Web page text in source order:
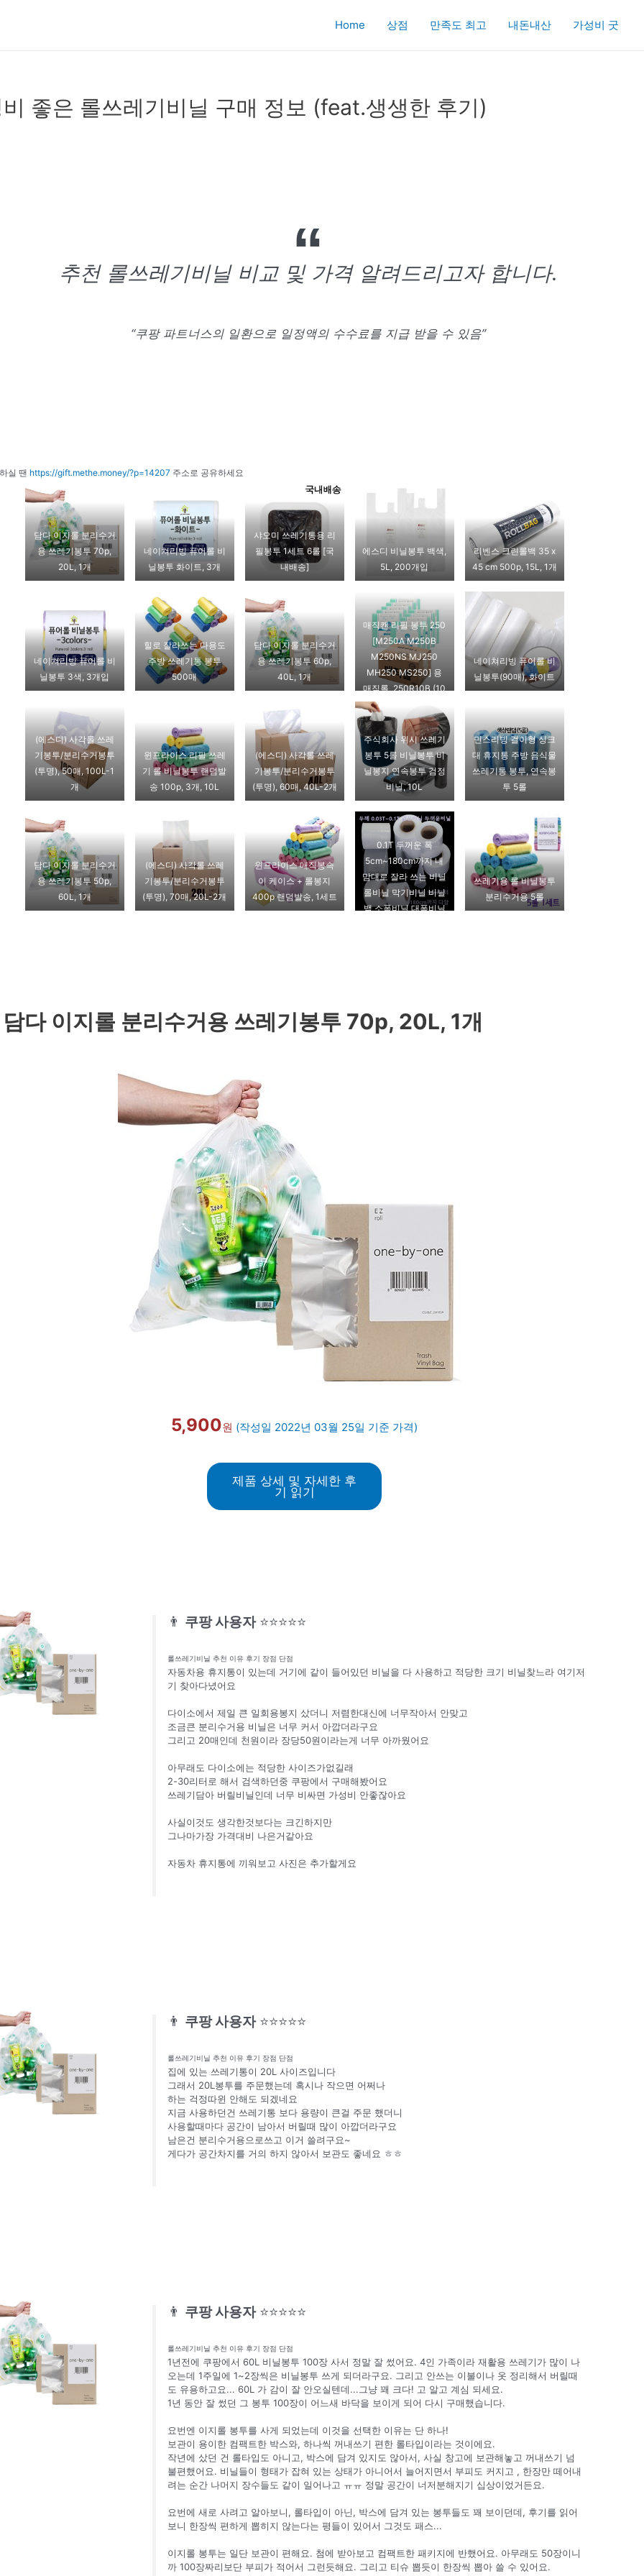
Home 상점 만족도 최고 내돈내산 가성비 굿
좋은 롤쓰레기비닐 구매 정보 (feat.생생한 후기)
추천 롤쓰레기비닐 비교 및 가격 알려드리고자 합니다.
“쿠팡 파트너스의 일환으로 일정액의 수수료를 지급 받을 수 있음”
실 땐 https://gift.methe.money/?p=14207주소로 공유하세요
담다 이지롤 분리수거
용 쓰레기봉투 70p,
20L, 1개
네이쳐리빙 퓨어롤 비
닐봉투 화이트, 3개
샤오미 쓰레기통용 리
필봉투 1세트 6롤 [국
내배송]
에스디 비닐봉투 백색,
5L, 200개입
리벤스 크린롤백 35 x
45 cm 500p, 15L, 1개
네이쳐리빙 퓨어롤 비
닐봉투 3색, 3개입
힐로 잘라쓰는 다용도
주방 쓰레기통 봉투
500매
담다 이지롤 분리수거
용 쓰레기봉투 60p,
40L, 1개
매직캔 리필 봉투 250
[M250A M250B
M250NS MJ250
MH250 MS250] 용
매직롤, 250R10B (10
네이쳐리빙 퓨어롤 비
닐봉투(90매), 화이트
(에스디) 사각롤 쓰레
기봉투/분리수거봉투
(투명), 50매, 100L-1
개
윈프라이스 리필 쓰레
기 롤 비닐봉투 랜덤발
송 100p, 3개, 10L
(에스디) 사각롤 쓰레
기봉투/분리수거봉투
(투명), 60매, 40L-2개
주식회사 위시 쓰레기
봉투 5롤 비닐봉투 비
닐봉지 연속봉투 검정
비닐, 10L
민스리빙 걸이형 싱크
대 휴지통 주방 음식물
쓰레기통 봉투, 연속봉
투 5롤
담다 이지롤 분리수거
용 쓰레기봉투 50p,
60L, 1개
(에스디) 사각롤 쓰레
기봉투/분리수거봉투
(투명), 70매, 20L-2개
윈프라이스 매직봉슥
이 케이스 + 롤봉지
400p 랜덤발송, 1세트
0.1T 두꺼운 폭
5cm~180cm까지 내
맘대로 잘라 쓰는 비닐
롤비닐 막기비닐 비닐
백 소폭비닐 대폭비닐
쓰레기용 롤 비닐봉투
분리수거용 5롤
담다 이지롤 분리수거용 쓰레기봉투 70p, 20L, 1개
5,900원 (작성일 2022년 03월 25일 기준 가격)
제품 상세 및 자세한 후
기 읽기
👨 쿠팡 사용자 ⭐⭐⭐⭐⭐
롤쓰레기비닐 추천 이유 후기 장점 단점
자동차용 휴지통이 있는데 거기에 같이 들어있던 비닐을 다 사용하고 적당한 크기 비닐찾느라 여기저
기 찾아다녔어요
다이소에서 제일 큰 일회용봉지 샀더니 저렴한대신에 너무작아서 안맞고
조금큰 분리수거용 비닐은 너무 커서 아깝더라구요
그리고 20매인데 천원이라 장당50원이라는게 너무 아까웠어요
아무래도 다이소에는 적당한 사이즈가없길래
2-30리터로 해서 검색하던중 쿠팡에서 구매해봤어요
쓰레기담아 버릴비닐인데 너무 비싸면 가성비 안좋잖아요
사실이것도 생각한것보다는 크긴하지만
그나마가장 가격대비 나은거같아요
자동차 휴지통에 끼워보고 사진은 추가할게요
👨 쿠팡 사용자 ⭐⭐⭐⭐⭐
롤쓰레기비닐 추천 이유 후기 장점 단점
집에 있는 쓰레기통이 20L 사이즈입니다
그래서 20L봉투를 주문했는데 혹시나 작으면 어쩌나
하는 걱정따윈 안해도 되겠네요
지금 사용하던건 쓰레기통 보다 용량이 큰걸 주문 했더니
사용할때마다 공간이 남아서 버릴때 많이 아깝더라구요
남은건 분리수거용으로쓰고 이거 쓸려구요~
게다가 공간차지를 거의 하지 않아서 보관도 좋네요 ㅎㅎ
👨 쿠팡 사용자 ⭐⭐⭐⭐⭐
롤쓰레기비닐 추천 이유 후기 장점 단점
1년전에 쿠팡에서 60L 비닐봉투 100장 사서 정말 잘 썼어요. 4인 가족이라 재활용 쓰레기가 많이 나
오는데 1주일에 1~2장씩은 비닐봉투 쓰게 되더라구요. 그리고 안쓰는 이불이나 옷 정리해서 버릴때
도 유용하고요... 60L 가 감이 잘 안오실텐데...그냥 꽤 크다! 고 알고 계심 되세요.
1년 동안 잘 썼던 그 봉투 100장이 어느새 바닥을 보이게 되어 다시 구매했습니다.
요번엔 이지롤 봉투를 사게 되었는데 이것을 선택한 이유는 단 하나!
보관이 용이한 컴팩트한 박스와, 하나씩 꺼내쓰기 편한 롤타입이라는 것이에요.
작년에 샀던 건 롤타입도 아니고, 박스에 담겨 있지도 않아서, 사실 창고에 보관해놓고 꺼내쓰기 넘
불편했어요. 비닐들이 형태가 잡혀 있는 상태가 아니어서 늘어지면서 부피도 커지고 , 한장만 떼어내
려는 순간 나머지 장수들도 같이 일어나고 ㅠㅠ 정말 공간이 너저분해지기 십상이었거든요.
요번에 새로 사려고 알아보니, 롤타입이 아닌, 박스에 담겨 있는 봉투들도 꽤 보이던데, 후기를 읽어
보니 한장씩 편하게 뽑히지 않는다는 평들이 있어서 그것도 패스...
이지롤 봉투는 일단 보관이 편해요. 첨에 받아보고 컴팩트한 패키지에 반했어요. 아무래도 50장이니
까 100장짜리보단 부피가 적어서 그런듯해요. 그리고 티슈 뽑듯이 한장씩 뽑아 쓸 수 있어요.